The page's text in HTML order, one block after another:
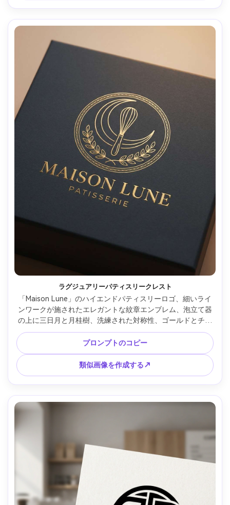
ラグジュアリーパティスリークレスト
「Maison Lune」のハイエンドパティスリーロゴ、細いライ
ンワークが施されたエレガントな紋章エンブレム、泡立て器
の上に三日月と月桂樹、洗練された対称性、ゴールドとチャ
コールのカラーパレット、上品なセリフワードマーク、ミニ
マルなオーナメント、フラットベクトル、プレミアムブティ
ック感、柔らかい映画照明 --ar 4:5
プロンプトのコピー
類似画像を作成する↗